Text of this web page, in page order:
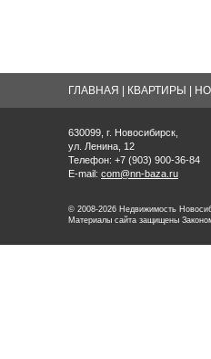
ГЛАВНАЯ КВАРТИРЫ
630099, г. Новосибирск,
ул. Ленина, 12
Телефон: +7 (903) 900-36-84
E-mail: com@nn-baza.ru
© 2008-2026 Недвижимость
Материалы сайта защищены